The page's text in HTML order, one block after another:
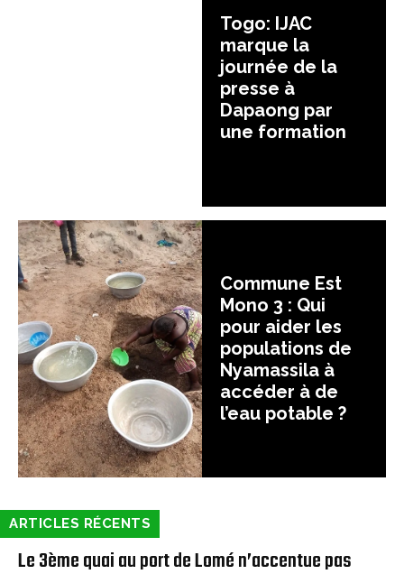
Togo: IJAC
marque la
journée de la
presse à
Dapaong par
une formation
Commune Est
Mono 3 : Qui
pour aider les
populations de
Nyamassila à
accéder à de
l’eau potable ?
ARTICLES RÉCENTS
Le 3ème quai au port de Lomé n’accentue pas